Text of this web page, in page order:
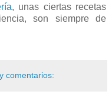
, unas ciertas recetas
son siempre de
comentarios: